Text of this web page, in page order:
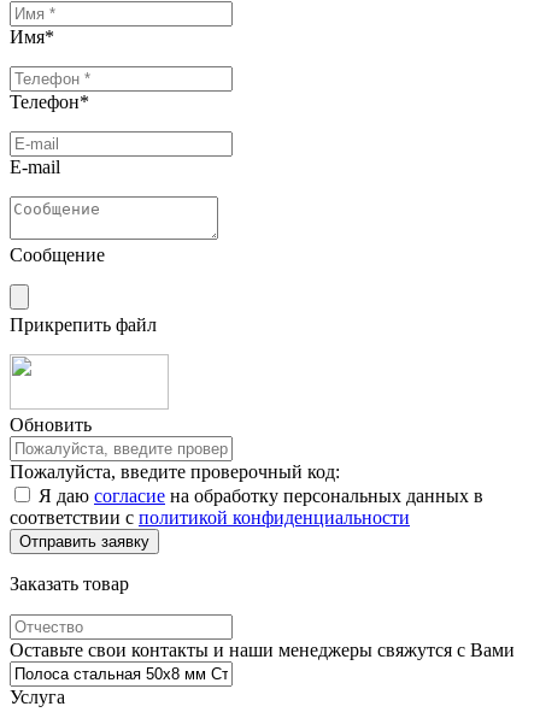
Имя*
Телефон*
E-mail
Сообщение
Прикрепить файл
Обновить
Пожалуйста, введите проверочный код:
Я даю согласие на обработку персональных данных в
соответствии с политикой конфиденциальности
Заказать товар
Оставьте свои контакты и наши менеджеры свяжутся с Вами
Услуга